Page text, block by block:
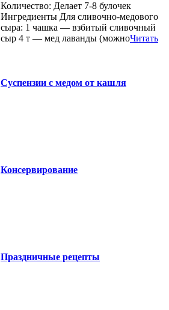
Количество: Делает 7-8 булочек
Ингредиенты Для сливочно-медового
сыра: 1 чашка — взбитый сливочный
сыр 4 т — мед лаванды (можноЧитать
Суспензии с медом от кашля
Консервирование
Праздничные рецепты